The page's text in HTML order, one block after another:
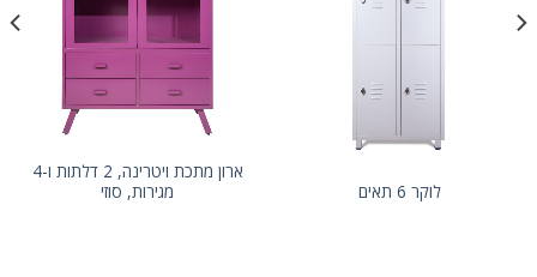
לוקר 6 תאים
ארון מתכת ויטרינה, 2 דלתות ו-4
מגירות, סוזי